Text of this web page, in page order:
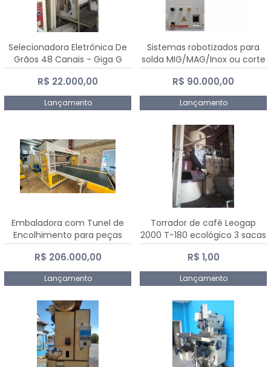
Selecionadora Eletrônica De
Grãos 48 Canais - Giga G
10000
R$ 22.000,00
Lançamento
Sistemas robotizados para
solda MIG/MAG/Inox ou corte
plasma
R$ 90.000,00
Lançamento
Embaladora com Tunel de
Encolhimento para peças
grandes portas janelas -
Dalmak
R$ 206.000,00
Lançamento
Torrador de café Leogap
2000 T-180 ecológico 3 sacas
de carga 540 kg/h
R$ 1,00
Lançamento